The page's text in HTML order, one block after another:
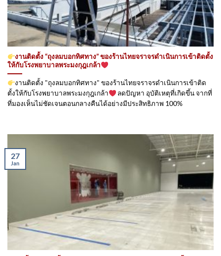
งานติดตั้ง “ถุงลมบอกทิศทาง” ของร้านไทยจราจรดำเนินการเข้าติดตั้ง​
ให้กับโรงพยาบาลพระมงกุฎเกล้า
งานติดตั้ง "ถุงลมบอกทิศทาง" ของร้านไทยจราจรดำเนินการเข้าติด
ตั้ง​ให้กับโรงพยาบาลพระมงกุฎเกล้า
ลดปัญหา อุบัติเหตุที่เกิดขึ้น จากที่
ที่มองเห็นไม่ชัดเจนตอนกลางคืนได้อย่างมีประสิทธิภาพ 100%
27
Jan